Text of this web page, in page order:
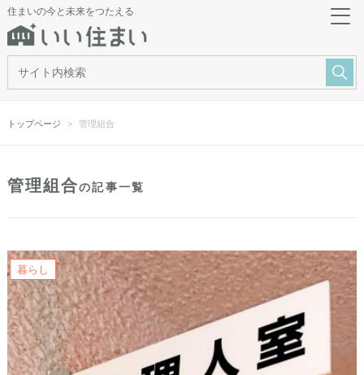
住まいの今と未来をつたえる
トップページ 管理組合
管理組合の記事一覧
暮らし